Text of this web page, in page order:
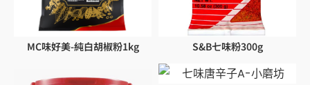
MC味好美-純白胡椒粉1kg S&B七味粉300g